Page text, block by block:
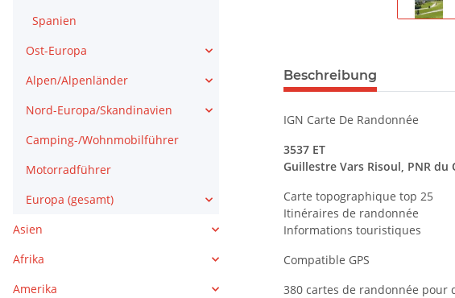
Beschreibung
IGN Carte De Randonnée
3537 ET
Guillestre Vars Risoul, PNR du
Carte topographique top 25
Itinéraires de randonnée
Informations touristiques
Compatible GPS
380 cartes de randonnée pour
Spanien
Ost-Europa
Alpen/Alpenländer
Nord-Europa/Skandinavien
Camping-/Wohnmobilführer
Motorradführer
Europa (gesamt)
Asien
Afrika
Amerika